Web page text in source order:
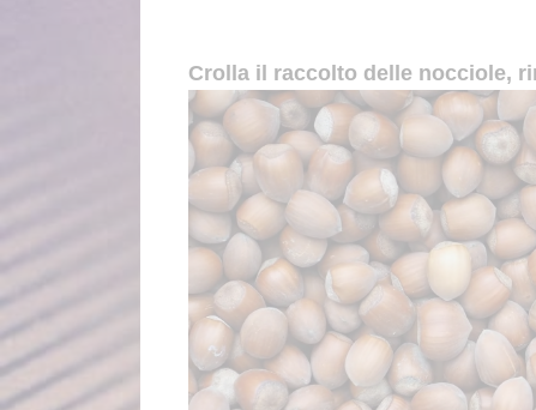
Crolla il raccolto delle nocciole,